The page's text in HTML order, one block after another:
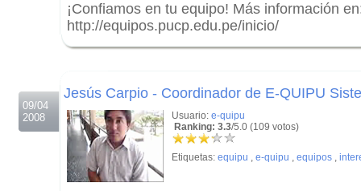
¡Confiamos en tu equipo! Más información
http://equipos.pucp.edu.pe/inicio/
09/04
2008
Jesús Carpio - Coordinador de E-QUIPU
Usuario: e-quipu
Ranking: 3.3/5.0 (109 votos)
Etiquetas: equipu , e-quipu , equipos ,